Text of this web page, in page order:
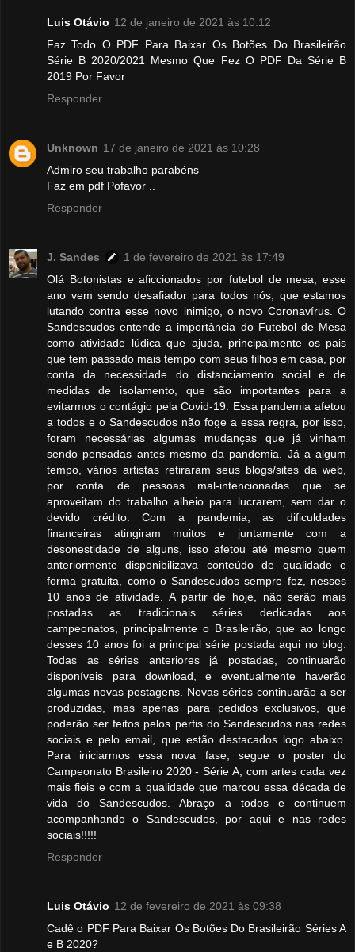
Luis Otávio 12 de janeiro de 2021 às 10:12
Faz Todo O PDF Para Baixar Os Botões Do Brasileirão
Série B 2020/2021 Mesmo Que Fez O PDF Da Série B
2019 Por Favor
Responder
Unknown 17 de janeiro de 2021 às 10:28
Admiro seu trabalho parabéns
Faz em pdf Pofavor ..
Responder
J. Sandes
1 de fevereiro de 2021 às 17:49
Olá Botonistas e aficcionados por futebol de mesa, esse
ano vem sendo desafiador para todos nós, que estamos
lutando contra esse novo inimigo, o novo Coronavírus. O
Sandescudos entende a importância do Futebol de Mesa
como atividade lúdica que ajuda, principalmente os pais
que tem passado mais tempo com seus filhos em casa, por
conta da necessidade do distanciamento social e de
medidas de isolamento, que são importantes para a
evitarmos o contágio pela Covid-19. Essa pandemia afetou
a todos e o Sandescudos não foge a essa regra, por isso,
foram necessárias algumas mudanças que já vinham
sendo pensadas antes mesmo da pandemia. Já a algum
tempo, vários artistas retiraram seus blogs/sites da web,
por conta de pessoas mal-intencionadas que se
aproveitam do trabalho alheio para lucrarem, sem dar o
devido crédito. Com a pandemia, as dificuldades
financeiras atingiram muitos e juntamente com a
desonestidade de alguns, isso afetou até mesmo quem
anteriormente disponibilizava conteúdo de qualidade e
forma gratuita, como o Sandescudos sempre fez, nesses
10 anos de atividade. A partir de hoje, não serão mais
postadas as tradicionais séries dedicadas aos
campeonatos, principalmente o Brasileirão, que ao longo
desses 10 anos foi a principal série postada aqui no blog.
Todas as séries anteriores já postadas, continuarão
disponíveis para download, e eventualmente haverão
algumas novas postagens. Novas séries continuarão a ser
produzidas, mas apenas para pedidos exclusivos, que
poderão ser feitos pelos perfis do Sandescudos nas redes
sociais e pelo email, que estão destacados logo abaixo.
Para iniciarmos essa nova fase, segue o poster do
Campeonato Brasileiro 2020 - Série A, com artes cada vez
mais fieis e com a qualidade que marcou essa década de
vida do Sandescudos. Abraço a todos e continuem
acompanhando o Sandescudos, por aqui e nas redes
sociais!!!!!
Responder
Luis Otávio 12 de fevereiro de 2021 às 09:38
Cadê o PDF Para Baixar Os Botões Do Brasileirão Séries A
e B 2020?